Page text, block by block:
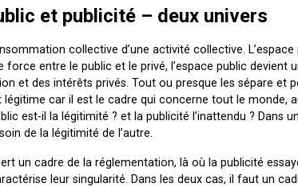
et publicité – deux univers
collective d’une activité collective.
force entre le public et le privé, l’espace public devient
et des intérêts privés. Tout ou presque les sépare et
légitime car il est le cadre qui concerne tout le monde,
est-il la légitimité ? et la publicité l’inattendu ? Dans
de la légitimité de l’autre.
un cadre de la réglementation, là où la publicité
leur singularité. Dans les deux cas, il faut un